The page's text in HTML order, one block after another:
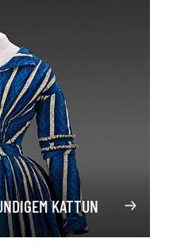
KATTUN